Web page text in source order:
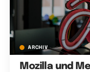
ARCHIV
Mozilla und